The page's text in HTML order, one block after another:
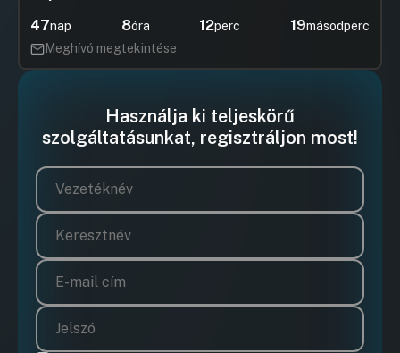
47nap 8óra 12perc 18másodperc
Meghívó megtekintése
Használja ki teljeskörű
szolgáltatásunkat, regisztráljon most!